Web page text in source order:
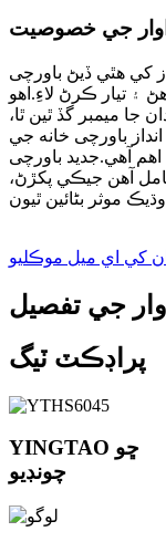
جي خصوصيت
کي هٿي ڏيڻ باورچی
۽ تيار ڪرڻ لاءِ.اهو
جا ميمبر گڏ ٿين ٿا،
باورچی خانه جي
آهي.جديد باورچی
آهن جيڪي پکڙڻ،
کي اي ميل موڪليو
جي تفصيل
پراڊڪٽ ٽيگ
YINGTAO ڇو
چونڊيو